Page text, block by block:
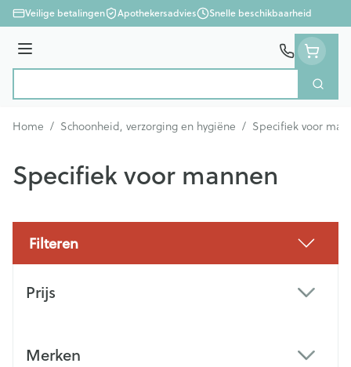
Ga naar de inhoud
Veilige betalingen Apothekersadvies Snelle beschikbaarheid
Menu
Zoek
Home / Schoonheid, verzorging en hygiëne / Specifiek voor
Specifiek voor mannen
Filteren
Prijs
Merken